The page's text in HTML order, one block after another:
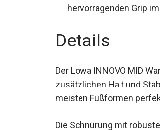
hervorragenden Grip
Details
Der Lowa INNOVO MID
zusätzlichen Halt und
meisten Fußformen
Die Schnürung mit